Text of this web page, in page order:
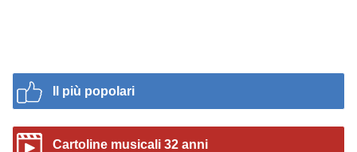
Il più popolari
Cartoline musicali 32 anni